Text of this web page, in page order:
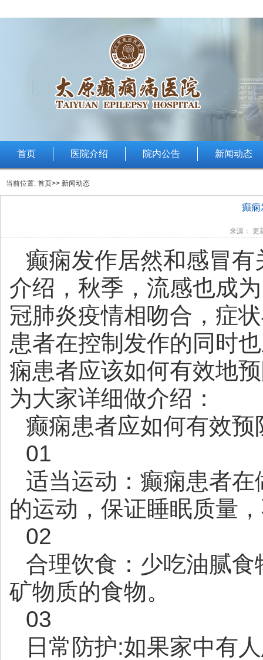
首页 医院介绍 院内公告 新闻动态
当前位置: 首页>> 新闻动态
癫痫
来源：
癫痫发作居然和感冒有
介绍，秋季，流感也成
冠肺炎疫情相吻合，症
患者在控制发作的同时
痫患者应该如何有效地
为大家详细做介绍：
癫痫患者应如何有效
01
适当运动：癫痫患者
的运动，保证睡眠质量
02
合理饮食：少吃油腻
矿物质的食物。
03
日常防护:如果家中有